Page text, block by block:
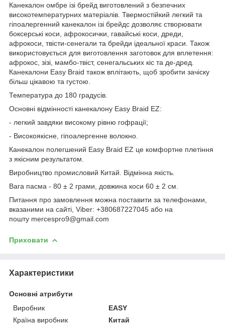
Канекалон омбре ізі брейд виготовлений з безпечних
високотемпературних матеріалів. Твермостійкий легкий та
гіпоалергенний канекалон ізі брейдс дозволяє створювати
боксерські коси, афрокосички, гавайські коси, дреди,
афрокоси, твісти-сенегали та брейди ідеальної краси. Також
використовується для виготовлення заготовок для вплетення:
афрокос, зізі, мамбо-твіст, сенегальських кіс та де-дред.
Канекалони Easy Braid також вплітають, щоб зробити зачіску
більш цікавою та густою.
Температура до 180 градусів.
Основні відмінності канекалону Easy Braid EZ:
- легкий завдяки високому рівню гофрації;
- Високоякісне, гіпоалергенне волокно.
Канекалон полегшений Easy Braid EZ це комфортне плетіння
з якісним результатом.
Виробництво промисловий Китай. Відмінна якість.
Вага пасма - 80 ± 2 грами, довжина коси 60 ± 2 см.
Питання про замовлення можна поставити за телефонами,
вказаними на сайті, Viber: +380687227045 або на
пошту mercespro9@gmail.com
Приховати
Характеристики
Основні атрибути
Виробник
EASY
Країна виробник
Китай